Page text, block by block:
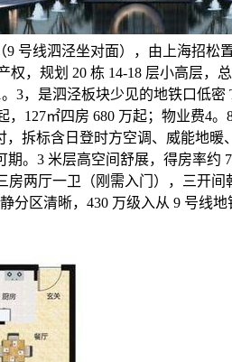
号线泗泾坐对面），由上海招松
，规划 20 栋 14-18 层小高层，总
3，是泗泾板块少见的地铁口低密
，127㎡四房 680 万起；物业费4
拆标含日登时方空调、威能地暖
。3 米层高空间舒展，得房率约
房两厅一卫（刚需入门），三开
分区清晰，430 万级入从 9 号线地